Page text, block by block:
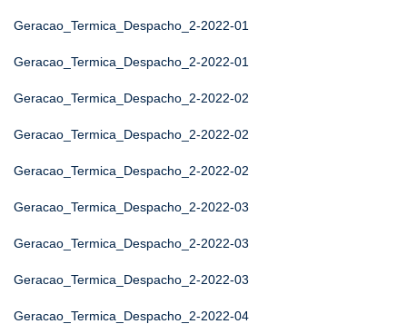
Geracao_Termica_Despacho_2-2022-01
Geracao_Termica_Despacho_2-2022-01
Geracao_Termica_Despacho_2-2022-02
Geracao_Termica_Despacho_2-2022-02
Geracao_Termica_Despacho_2-2022-02
Geracao_Termica_Despacho_2-2022-03
Geracao_Termica_Despacho_2-2022-03
Geracao_Termica_Despacho_2-2022-03
Geracao_Termica_Despacho_2-2022-04